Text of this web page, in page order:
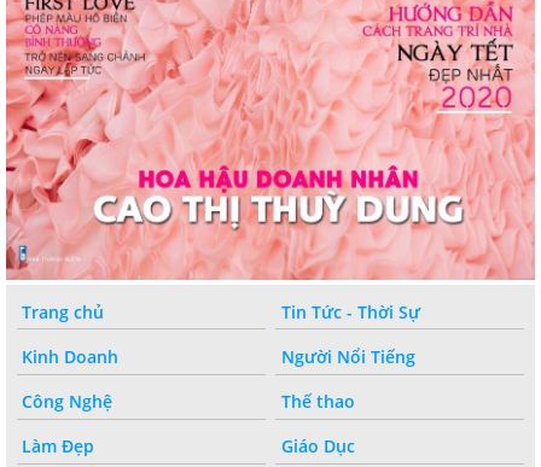
Trang chủ
Tin Tức - Thời Sự
Kinh Doanh
Người Nổi Tiếng
Công Nghệ
Thế thao
Làm Đẹp
Giáo Dục